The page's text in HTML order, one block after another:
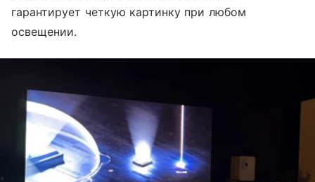
гарантирует четкую картинку при любом
освещении.